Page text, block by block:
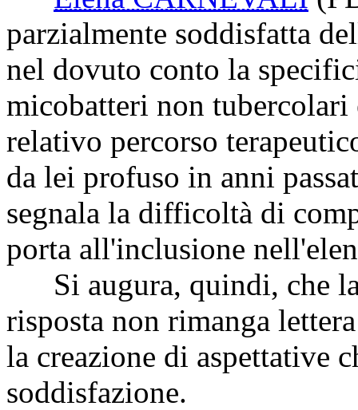
parzialmente soddisfatta
nel dovuto conto la
micobatteri non
relativo percorso
da lei profuso in anni
segnala la difficoltà di
porta all'inclusione
Si augura, quindi, che la
risposta non rimanga
la creazione di aspettative
soddisfazione.